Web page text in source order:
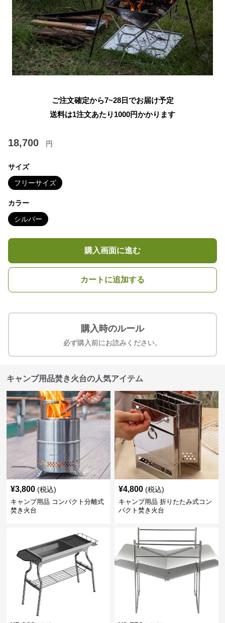
ご注文確定から7~28日でお届け予定
送料は1注文あたり 1000円かかります
18,700 円
サイズ
フリーサイズ
カラー
シルバー
購入画面に進む
カートに追加する
購入時のルール
必ず購入前にお読みください。
キャンプ用品焚き火台の人気アイテム
¥3,800 (税込)
キャンプ用品 コンパクト分離式
焚き火台
¥4,800 (税込)
キャンプ用品 折りたたみ式コン
パクト焚き火台